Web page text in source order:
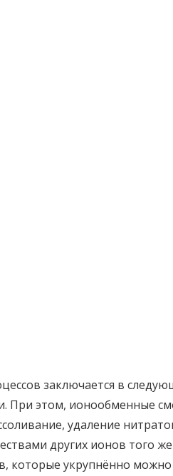
заключается в
этом, ионообменные
удаление
других ионов
которые укрупнённо